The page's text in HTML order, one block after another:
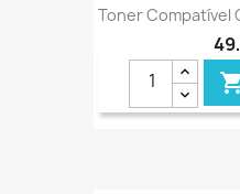
Toner Compatível